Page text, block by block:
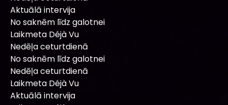
Aktuālā intervija
No saknēm līdz galotnei
Laikmeta Déjà Vu
Nedēļa ceturtdienā
No saknēm līdz galotnei
Nedēļa ceturtdienā
Laikmeta Déjà Vu
Aktuālā intervija